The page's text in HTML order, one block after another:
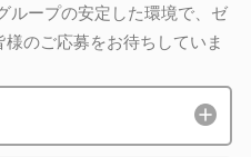
ループの安定した環境で、ゼ
のご応募をお待ちしていま